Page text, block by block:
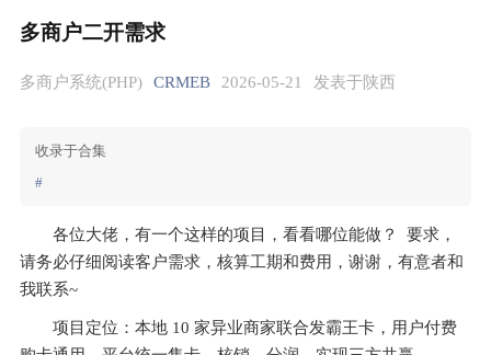
多商户二开需求
多商户系统(PHP) CRMEB 2026-05-21 发表于陕西
收录于合集
#
各位大佬，有一个这样的项目，看看哪位能做？  要求，
请务必仔细阅读客户需求，核算工期和费用，谢谢，有意者和
我联系~
项目定位：本地 10 家异业商家联合发霸王卡，用户付费